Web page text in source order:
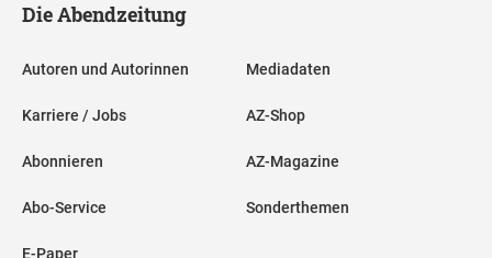
Die Abendzeitung
Autoren und Autorinnen
Karriere / Jobs
Abonnieren
Abo-Service
E-Paper
Mediadaten
AZ-Shop
AZ-Magazine
Sonderthemen